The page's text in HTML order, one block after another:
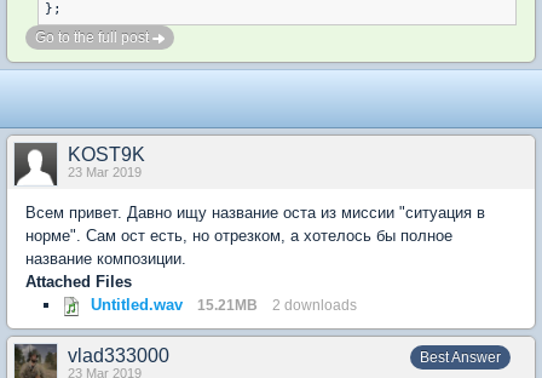
};
Go to the full post
KOST9K
23 Mar 2019
Всем привет. Давно ищу название оста из миссии "ситуация в
норме". Сам ост есть, но отрезком, а хотелось бы полное
название композиции.
Attached Files
Untitled.wav
15.21MB 2 downloads
Best Answer
vlad333000
23 Mar 2019